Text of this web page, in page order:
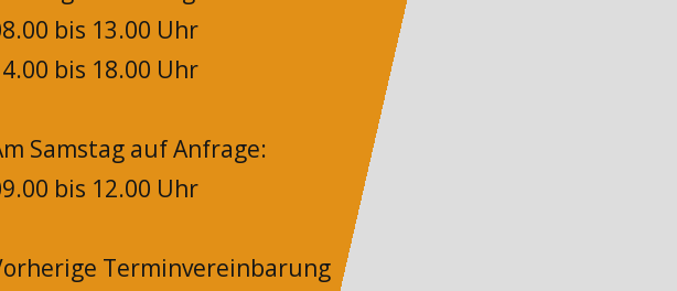
bis 13.00 Uhr
bis 18.00 Uhr
Samstag auf Anfrage:
bis 12.00 Uhr
Terminvereinbarung